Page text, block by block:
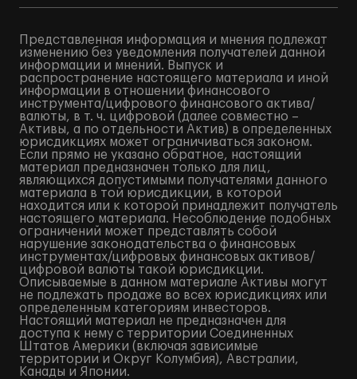
Представленная информация и мнения подлежат
изменению без уведомления получателей данной
информации и мнений. Выпуск и
распространение настоящего материала и иной
информации в отношении финансового
инструмента/цифрового финансового актива/
валюты, в т. ч. цифровой (далее совместно –
Активы, а по отдельности Актив) в определенных
юрисдикциях может ограничиваться законом.
Если прямо не указано обратное, настоящий
материал предназначен только для лиц,
являющихся допустимыми получателями данного
материала в той юрисдикции, в которой
находится или к которой принадлежит получатель
настоящего материала. Несоблюдение подобных
ограничений может представлять собой
нарушение законодательства о финансовых
инструментах/цифровых финансовых активов/
цифровой валюты такой юрисдикции.
Описываемые в данном материале Активы могут
не подлежать продаже во всех юрисдикциях или
определенным категориям инвесторов.
Настоящий материал не предназначен для
доступа к нему с территории Соединенных
Штатов Америки (включая зависимые
территории и Округ Колумбия), Австралии,
Канады и Японии.